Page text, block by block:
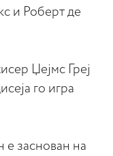
и Роберт де
Џејмс Греј
го игра
е заснован на